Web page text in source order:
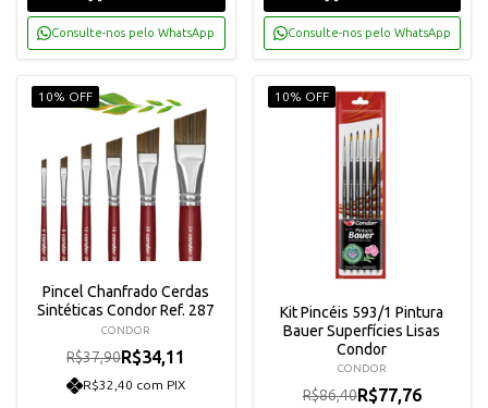
Consulte-nos pelo WhatsApp Consulte-nos pelo WhatsApp
10% OFF
Pincel Chanfrado Cerdas
Sintéticas Condor Ref. 287
CONDOR
R$37,90R$34,11
R$32,40 com PIX
10% OFF
Kit Pincéis 593/1 Pintura
Bauer Superfícies Lisas
Condor
CONDOR
R$86,40R$77,76